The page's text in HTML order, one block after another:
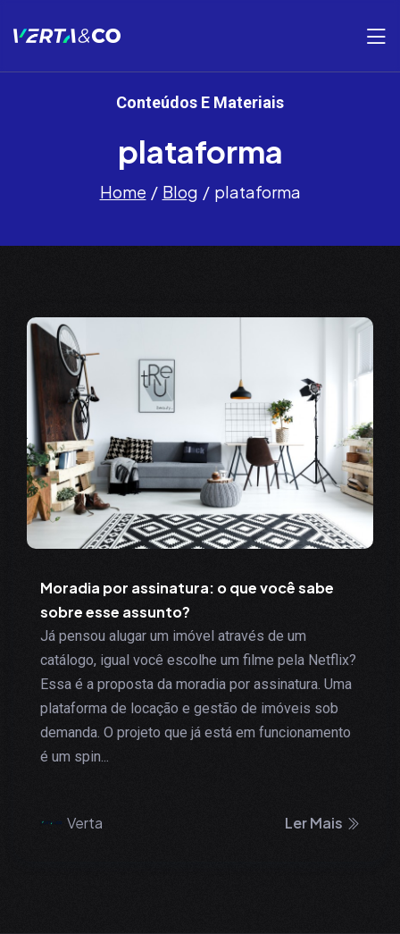
Conteúdos E Materiais
plataforma
Home Blog plataforma
Moradia por assinatura: o que você sabe
sobre esse assunto?
Já pensou alugar um imóvel através de um
catálogo, igual você escolhe um filme pela Netflix?
Essa é a proposta da moradia por assinatura. Uma
plataforma de locação e gestão de imóveis sob
demanda. O projeto que já está em funcionamento
é um spin...
Verta Ler Mais